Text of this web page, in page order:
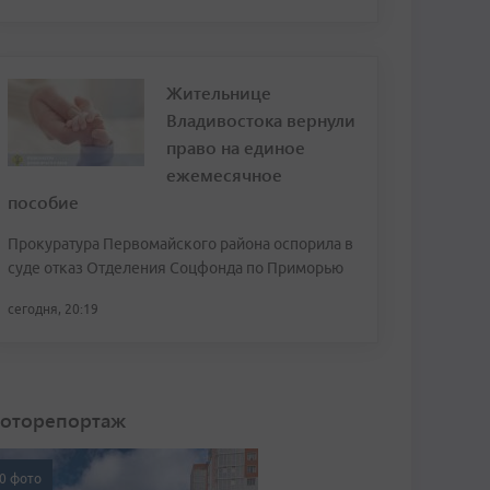
Жительнице
Владивостока вернули
право на единое
ежемесячное
пособие
Прокуратура Первомайского района оспорила в
суде отказ Отделения Соцфонда по Приморью
сегодня, 20:19
фото